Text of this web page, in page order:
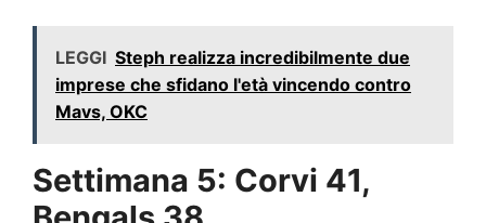
LEGGI Steph realizza incredibilmente due
imprese che sfidano l'età vincendo contro
Mavs, OKC
Settimana 5: Corvi 41,